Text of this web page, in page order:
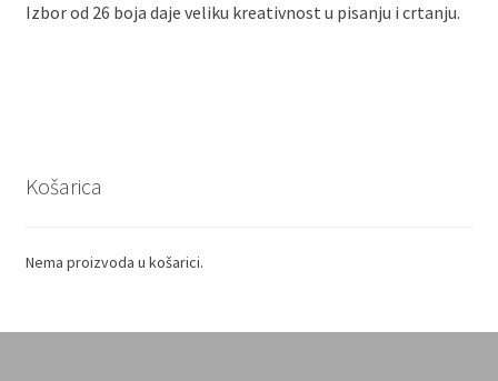
Izbor od 26 boja daje veliku kreativnost u pisanju i crtanju.
Košarica
Nema proizvoda u košarici.